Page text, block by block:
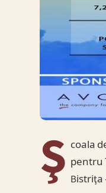
Ş coala
pentru
Bistriţa